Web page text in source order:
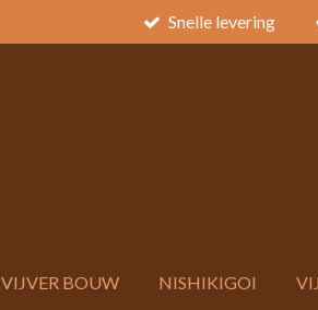
Snelle levering
VIJVER BOUW NISHIKIGOI